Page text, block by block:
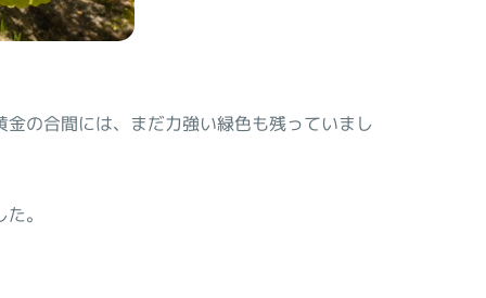
の合間には、まだ力強い緑色も残っていまし
。